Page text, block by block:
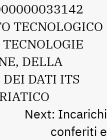
TECNOLOGICO
DELLA
DATI ITS
Next: Incarichi
conferiti e